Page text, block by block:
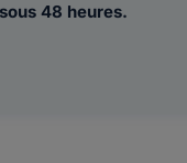
48 heures.